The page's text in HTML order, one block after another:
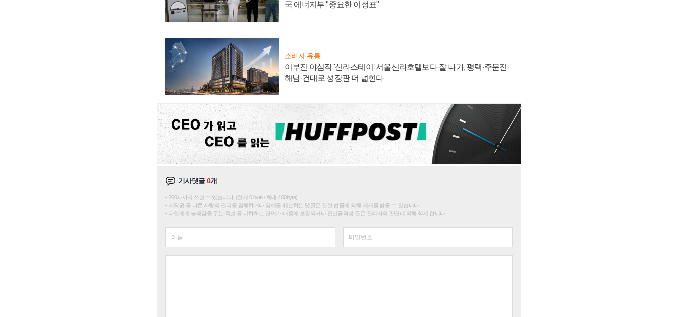
국 에너지부 "중요한 이정표"
소비자·유통
이부진 야심작 '신라스테이' 서울신라호텔보다 잘 나가, 평택·주문진·
해남·건대로 성장판 더 넓힌다
기사댓글0개
200자까지 쓰실 수 있습니다. (현재 0 byte / 최대 400byte)
저작권 등 다른 사람의 권리를 침해하거나 명예를 훼손하는 댓글은 관련 법률에 의해 제재를 받을 수 있습니다.
타인에게 불쾌감을 주는 욕설 등 비하하는 단어가 내용에 포함되거나 인신공격성 글은 관리자의 판단에 의해 삭제 합니다.